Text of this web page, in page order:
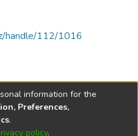
handle/112/1016
information for the
Preferences,
.
policy.